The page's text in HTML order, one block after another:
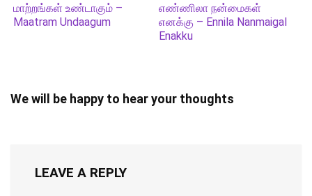
மாற்றங்கள் உண்டாகும் –
Maatram Undaagum
எண்ணிலா நன்மைகள்
எனக்கு – Ennila Nanmaigal
Enakku
We will be happy to hear your thoughts
LEAVE A REPLY